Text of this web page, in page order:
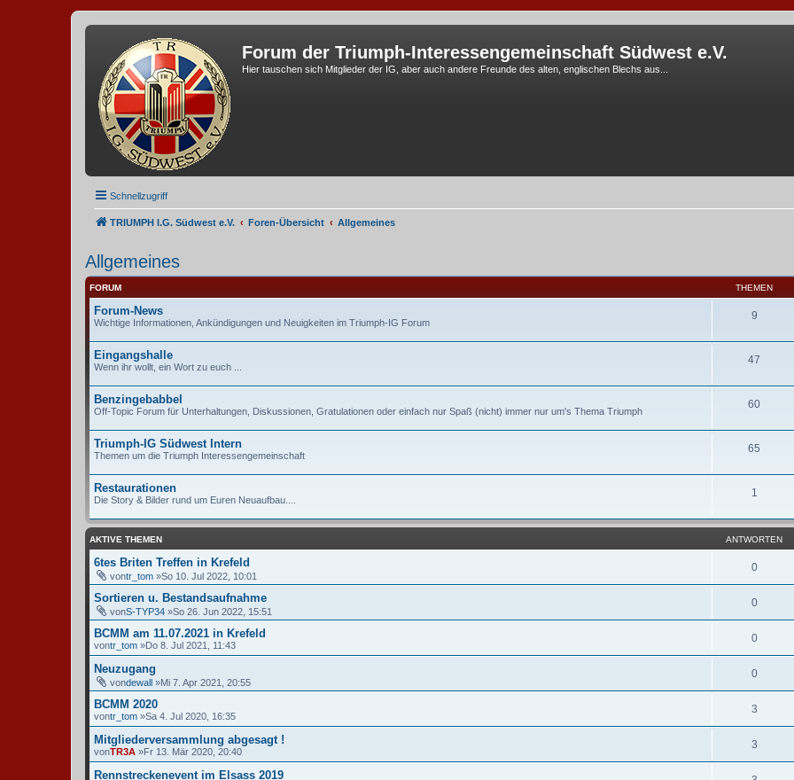
Forum der Triumph-Interessengemeinschaft Südwest e.V.
Hier tauschen sich Mitglieder der IG, aber auch andere Freunde des alten, englischen Blechs aus...
Schnellzugriff
TRIUMPH I.G. Südwest e.V. Foren-Übersicht Allgemeines
Allgemeines
FORUM THEMEN
Forum-News
Wichtige Informationen, Ankündigungen und Neuigkeiten im Triumph-IG Forum
9
Eingangshalle
Wenn ihr wollt, ein Wort zu euch ...
47
Benzingebabbel
Off-Topic Forum für Unterhaltungen, Diskussionen, Gratulationen oder einfach nur Spaß (nicht) immer nur um's Thema Triumph
60
Triumph-IG Südwest Intern
Themen um die Triumph Interessengemeinschaft
65
Restaurationen
Die Story & Bilder rund um Euren Neuaufbau....
1
AKTIVE THEMEN ANTWORTEN
6tes Briten Treffen in Krefeld
vontr_tom »So 10. Jul 2022, 10:01
0
Sortieren u. Bestandsaufnahme
vonS-TYP34 »So 26. Jun 2022, 15:51
0
BCMM am 11.07.2021 in Krefeld
vontr_tom »Do 8. Jul 2021, 11:43
0
Neuzugang
vondewall »Mi 7. Apr 2021, 20:55
0
BCMM 2020
vontr_tom »Sa 4. Jul 2020, 16:35
3
Mitgliederversammlung abgesagt !
vonTR3A »Fr 13. Mär 2020, 20:40
3
Rennstreckenevent im Elsass 2019